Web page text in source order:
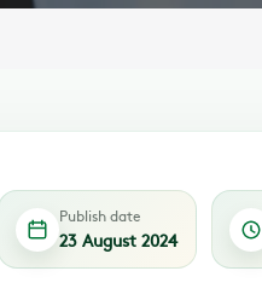
Publish date
23 August 2024